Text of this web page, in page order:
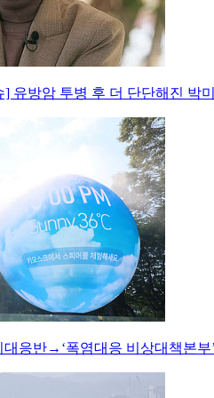
유방암 투병 후 더 단단해진 박
대응반→‘폭염대응 비상대책본부